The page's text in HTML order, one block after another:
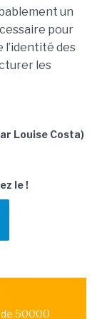
un
pour
des
les
Louise Costa)
le !
de 50000